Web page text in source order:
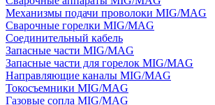
Механизмы подачи проволоки MIG/MAG
Сварочные горелки MIG/MAG
Соединительный кабель
Запасные части MIG/MAG
Запасные части для горелок MIG/MAG
Направляющие каналы MIG/MAG
Токосъемники MIG/MAG
Газовые сопла MIG/MAG